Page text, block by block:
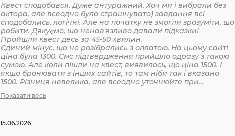
Квест сподобався. Дуже антуражний. Хоч ми і вибрали без
актора, але всеодно було страшнувато) завдання всі
сподобались, логічні. Але на початку не змогли зрозуміти, що
робити. Дякуємо, що ненавʼязливо давали підказки!
Пройшли квест десь за 45-50 хвилин.
Єдиний мінус, що не розібрались з оплатою. На цьому сайті
ціна була 1300. Смс підтвердження прийшло одразу з такою
сумою. Але коли пішли на квест, виявилось, що ціна 1500. І
якщо бронювати з інших сайтів, то там ніби так і вказано
1500. Різниця невелика, але всеодно уточнюйте при
Показати весь
15.06.2026